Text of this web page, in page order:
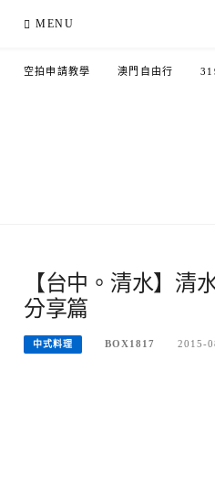
MENU
空拍申請教學 澳門自由行
【台中。清水】清
分享篇
中式料理 BOX1817 2015-